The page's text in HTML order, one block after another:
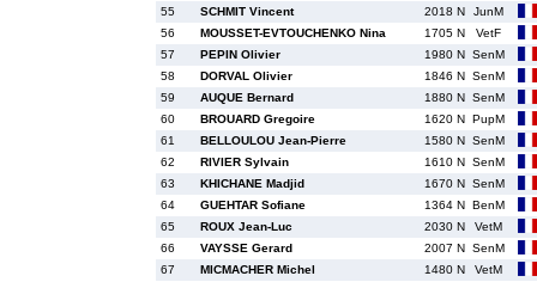
55
SCHMIT Vincent 2018 N
JunM
56
MOUSSET-EVTOUCHENKO Nina 1705 N
VetF
57
PEPIN Olivier 1980 N SenM
58
DORVAL Olivier 1846 N SenM
59
AUQUE Bernard 1880 N SenM
60
BROUARD Gregoire 1620 N PupM
61
BELLOULOU Jean-Pierre 1580 N SenM
62
RIVIER Sylvain 1610 N SenM
63
KHICHANE Madjid 1670 N SenM
64
GUEHTAR Sofiane 1364 N BenM
65
ROUX Jean-Luc 2030 N
VetM
66
VAYSSE Gerard 2007 N SenM
67
MICMACHER Michel 1480 N
VetM